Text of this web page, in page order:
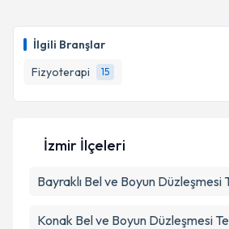
İlgili Branşlar
Fizyoterapi
15
hazırlandığında e-posta ile
E-posta Adresiniz
Metni'ni okudum ve kişisel
İzmir İlçeleri
Bayraklı Bel ve Boyun Düzleşmesi
Konak Bel ve Boyun Düzleşmesi